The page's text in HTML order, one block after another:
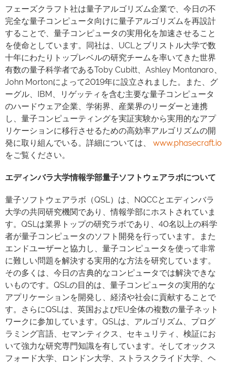
フェーズクラフト社は量子アルゴリズム企業で、今日の不
完全な量子コンピュータ向けに量子アルゴリズムを再設計
することで、量子コンピュータの実用化を加速させること
を使命としています。同社は、UCLとブリストル大学で数
十年にわたりトップレベルの研究チームを率いてきた世界
有数の量子科学者であるToby Cubitt、Ashley Montanaro、
John Mortonによって2019年に設立されました。また、グ
ーグル、IBM、リゲッティを含む主要な量子コンピュータ
のハードウェア企業、学術界、産業界のリーダーと連携
し、量子コンピューティングを実証実験から実用的なアプ
リケーションに移行させるための高効率アルゴリズムの開
発に取り組んでいる。詳細については、
www.phasecraft.io
をご覧ください。
エディンバラ大学情報学部量子ソフトウェアラボについて
量子ソフトウェアラボ（QSL）は、NQCCとエディンバラ
大学の共同研究機関であり、情報学部にホストされていま
す。QSLは業界トップの研究ラボであり、40名以上の科学
者が量子コンピュータのソフト開発を行っています。また
エンドユーザーと協力し、量子コンピュータを使って非常
に難しい問題を解決する実用的な方法を研究しています。
その多くは、今日の古典的なコンピュータでは解決できな
いものです。QSLの目的は、量子コンピュータの実用的な
アプリケーションを開発し、経済や社会に貢献することで
す。さらにQSLは、英国およびEU全体の複数の量子ネット
ワークに参加しています。QSLは、アルゴリズム、プログ
ラミング言語、セマンティクス、セキュリティ、検証にお
いて強力な研究専門知識を有しています。そしてオックス
フォード大学、ロンドン大学、ストラスクライド大学、ヘ